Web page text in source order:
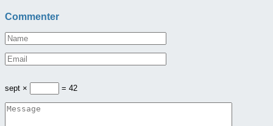
Commenter
sept × = 42